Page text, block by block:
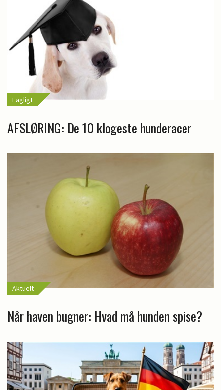
Fagligt
AFSLØRING: De 10 klogeste hunderacer
Aktuelt
Når haven bugner: Hvad må hunden spise?